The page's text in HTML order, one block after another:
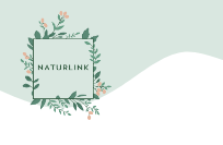
Saltar
para
conteúdo